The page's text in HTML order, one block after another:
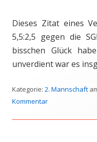
Dieses Zitat eines
5,5:2,5 gegen die
bisschen Glück
unverdient war es
Kategorie: 2. Mannschaft
Kommentar